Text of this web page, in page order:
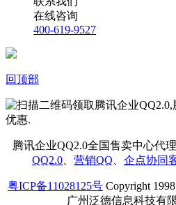
在线咨询
400-619-9527
回顶部
腾讯企业QQ2.0全国售卖中心代
QQ2.0
营销QQ 企点协同
粤ICP备11028125号 Copyright
广州泛德信息科技有